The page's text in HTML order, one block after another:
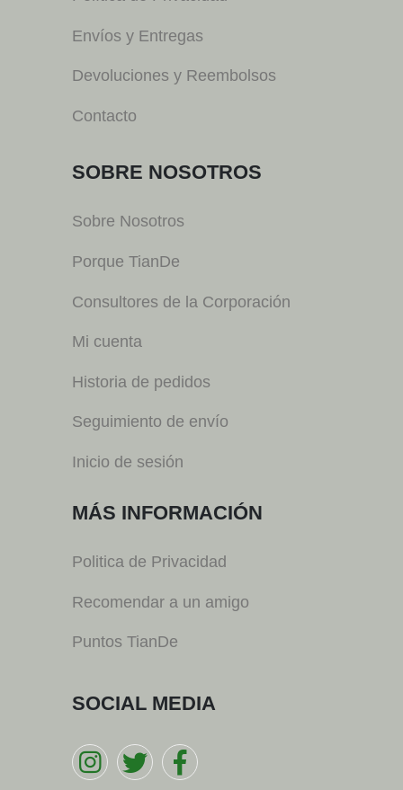
Envíos y Entregas
Devoluciones y Reembolsos
Contacto
SOBRE NOSOTROS
Sobre Nosotros
Porque TianDe
Consultores de la Corporación
Mi cuenta
Historia de pedidos
Seguimiento de envío
Inicio de sesión
MÁS INFORMACIÓN
Politica de Privacidad
Recomendar a un amigo
Puntos TianDe
SOCIAL MEDIA